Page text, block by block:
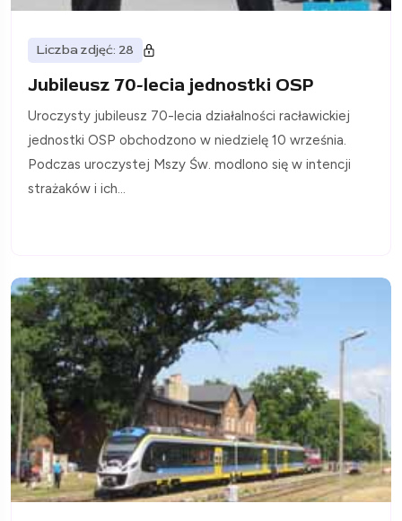
Liczba zdjęć: 28
Jubileusz 70-lecia jednostki OSP
Uroczysty jubileusz 70-lecia działalności racławickiej
jednostki OSP obchodzono w niedzielę 10 września.
Podczas uroczystej Mszy Św. modlono się w intencji
strażaków i ich...